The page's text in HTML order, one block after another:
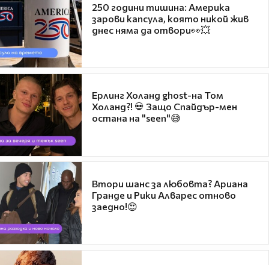
250 години тишина: Америка
зарови капсула, която никой жив
днес няма да отвори👀💥
Ерлинг Холанд ghost-на Том
Холанд?! 💀 Защо Спайдър-мен
остана на "seen"😅
Втори шанс за любовта? Ариана
Гранде и Рики Алварес отново
заедно!😍